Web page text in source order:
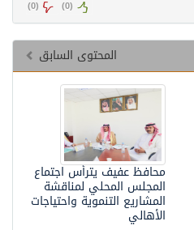
(
0
) (
0
)
المحتوى السابق
محافظ عفيف يترأس اجتماع
المجلس المحلي لمناقشة
المشاريع التنموية واحتياجات
الأهالي